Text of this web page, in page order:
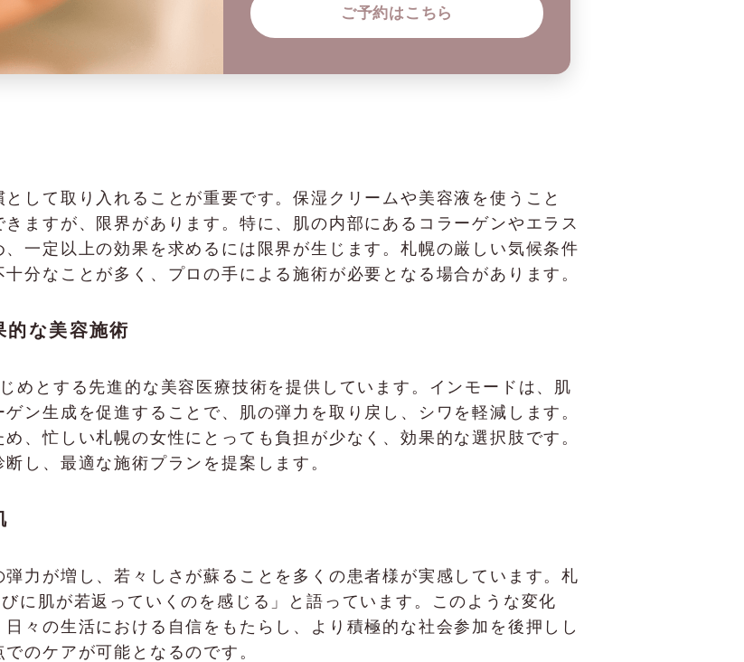
ご予約はこちら
して取り入れることが重要です。保湿クリームや美容液を使うこと
ますが、限界があります。特に、肌の内部にあるコラーゲンやエラス
一定以上の効果を求めるには限界が生じます。札幌の厳しい気候条件
分なことが多く、プロの手による施術が必要となる場合があります。
な美容施術
めとする先進的な美容医療技術を提供しています。インモードは、肌
ン生成を促進することで、肌の弾力を取り戻し、シワを軽減します。
、忙しい札幌の女性にとっても負担が少なく、効果的な選択肢です。
し、最適な施術プランを提案します。
力が増し、若々しさが蘇ることを多くの患者様が実感しています。札
に肌が若返っていくのを感じる」と語っています。このような変化
々の生活における自信をもたらし、より積極的な社会参加を後押しし
のケアが可能となるのです。